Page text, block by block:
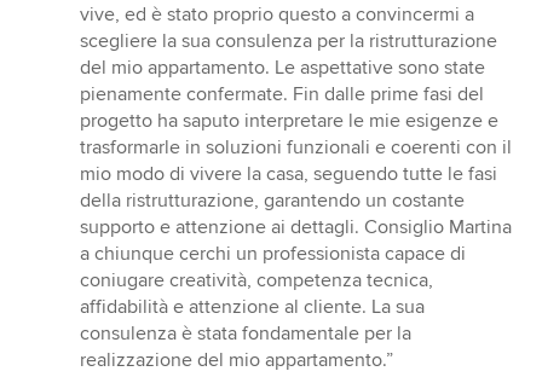
vive, ed è stato proprio questo a convincermi a
scegliere la sua consulenza per la ristrutturazione
del mio appartamento. Le aspettative sono state
pienamente confermate. Fin dalle prime fasi del
progetto ha saputo interpretare le mie esigenze e
trasformarle in soluzioni funzionali e coerenti con il
mio modo di vivere la casa, seguendo tutte le fasi
della ristrutturazione, garantendo un costante
supporto e attenzione ai dettagli. Consiglio Martina
a chiunque cerchi un professionista capace di
coniugare creatività, competenza tecnica,
affidabilità e attenzione al cliente. La sua
consulenza è stata fondamentale per la
realizzazione del mio appartamento.”